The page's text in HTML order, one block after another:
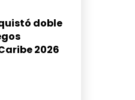
doble
2026